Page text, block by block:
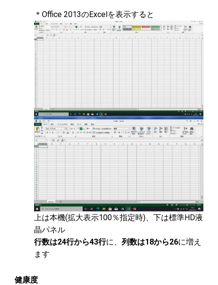
＊Office 2013のExcelを表示すると
上は本機(拡大表示100％指定時)、下は標準HD液
晶パネル
行数は24行から43行に、 列数は18から26に増え
ます
健康度